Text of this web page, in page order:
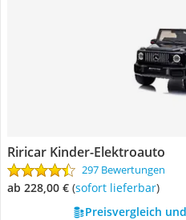
Riricar Kinder-Elektroauto
297 Bewertungen
ab 228,00 € ( Sofort lieferbar)
Preisvergleich